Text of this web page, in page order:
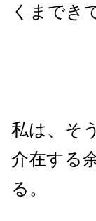
くまでき
私は、そ
介在する
る。